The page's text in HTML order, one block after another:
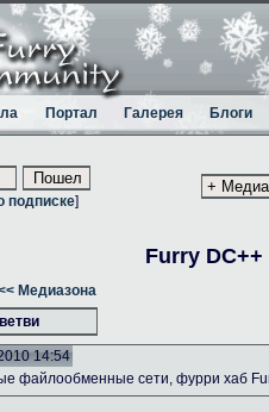
Портал Галерея Блоги
подписке]
Furry DC++
Медиазона
14:54
файлообменные сети, фурри хаб